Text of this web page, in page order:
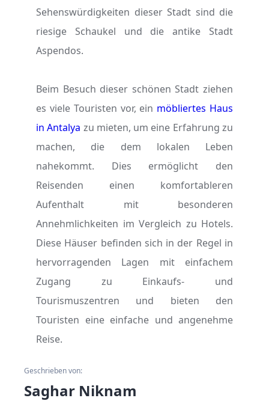
Sehenswürdigkeiten dieser Stadt sind die
riesige Schaukel und die antike Stadt
Aspendos.
Beim Besuch dieser schönen Stadt ziehen
es viele Touristen vor, ein möbliertes Haus
in Antalya zu mieten, um eine Erfahrung zu
machen, die dem lokalen Leben
nahekommt. Dies ermöglicht den
Reisenden einen komfortableren
Aufenthalt mit besonderen
Annehmlichkeiten im Vergleich zu Hotels.
Diese Häuser befinden sich in der Regel in
hervorragenden Lagen mit einfachem
Zugang zu Einkaufs- und
Tourismuszentren und bieten den
Touristen eine einfache und angenehme
Reise.
Geschrieben von:
Saghar Niknam